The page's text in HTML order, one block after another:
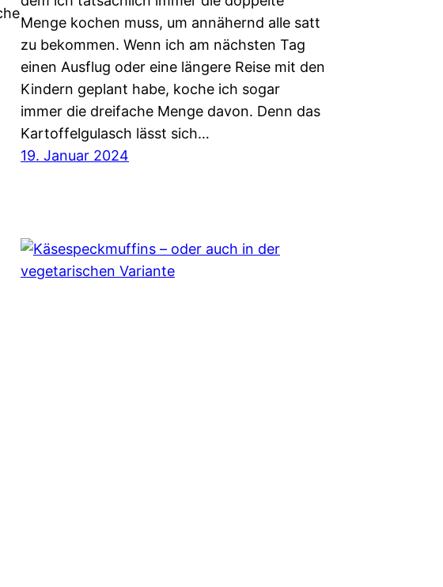
Menge kochen muss, um annähernd alle satt
zu bekommen. Wenn ich am nächsten Tag
einen Ausflug oder eine längere Reise mit den
Kindern geplant habe, koche ich sogar
immer die dreifache Menge davon. Denn das
Kartoffelgulasch lässt sich…
19. Januar 2024